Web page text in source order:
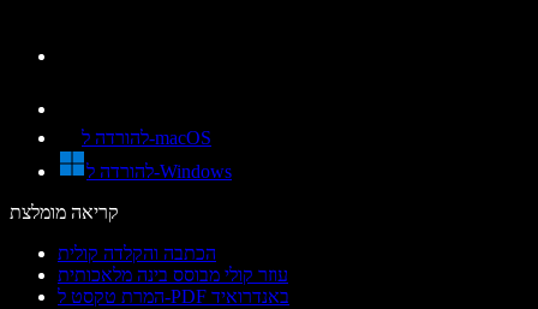
להורדה ל-macOS
להורדה ל-Windows
קריאה מומלצת
הכתבה והקלדה קולית
עוזר קולי מבוסס בינה מלאכותית
המרת טקסט ל-PDF באנדרואיד